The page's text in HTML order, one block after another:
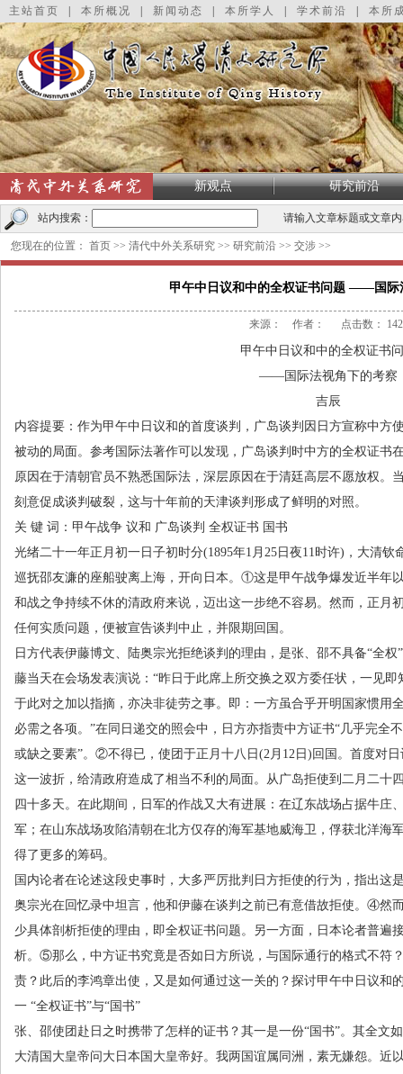
主站首页 本所概况 新闻动态 本所学人 学术前沿 本所
新观点 研究前沿
站内搜索： 请输入文章标题或文章
您现在的位置： 首页 >> 清代中外关系研究 >> 研究前沿 >> 交涉 >>
甲午中日议和中的全权证书问题 ——国际
来源： 作者： 点击数：
甲午中日议和中的全权证书
——国际法视角下的考察
吉辰
内容提要：作为甲午中日议和的首度谈判，广岛谈判因日方宣称中方
被动的局面。参考国际法著作可以发现，广岛谈判时中方的全权证书
原因在于清朝官员不熟悉国际法，深层原因在于清廷高层不愿放权。
刻意促成谈判破裂，这与十年前的天津谈判形成了鲜明的对照。
关 键 词：甲午战争 议和 广岛谈判 全权证书 国书
光绪二十一年正月初一日子初时分(1895年1 月 25 日夜11时许) ，大清钦
巡抚邵友濂的座船驶离上海，开向日本。①这是甲午战争爆发近半年
和战之争持续不休的清政府来说，迈出这一步绝不容易。然而，正月
任何实质问题，便被宣告谈判中止，并限期回国。
日方代表伊藤博文、陆奥宗光拒绝谈判的理由，是张、邵不具备“全
藤当天在会场发表演说：“昨日于此席上所交换之双方委任状，一见
于此对之加以指摘，亦决非徒劳之事。即：一方虽合乎开明国家惯用
必需之各项。”在同日递交的照会中，日方亦指责中方证书“几乎完全
或缺之要素”。②不得已，使团于正月十八日 (2月 12 日 ) 回国。首度对
这一波折，给清政府造成了相当不利的局面。从广岛拒使到二月二十
四十多天。在此期间，日军的作战又大有进展：在辽东战场占据牛庄
军；在山东战场攻陷清朝在北方仅存的海军基地威海卫，俘获北洋海
得了更多的筹码。
国内论者在论述这段史事时，大多严厉批判日方拒使的行为，指出
奥宗光在回忆录中坦言，他和伊藤在谈判之前已有意借故拒使。④然
少具体剖析拒使的理由，即全权证书问题。另一方面，日本论者普遍
析。⑤那么，中方证书究竟是否如日方所说，与国际通行的格式不符
责？此后的李鸿章出使，又是如何通过这一关的？探讨甲午中日议和
一 “全权证书”与“国书”
张、邵使团赴日之时携带了怎样的证书？其一是一份“国书”。其全文
大清国大皇帝问大日本国大皇帝好。我两国谊属同洲，素无嫌怨。近